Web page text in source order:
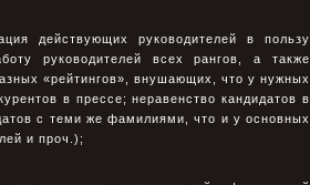
действующих руководителей в пользу
руководителей всех рангов, а также
«рейтингов», внушающих, что у нужных
в прессе; неравенство кандидатов в
с теми же фамилиями, что и у основных
и проч.);